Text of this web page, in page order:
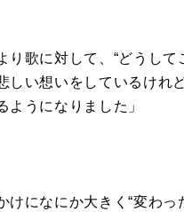
り歌に対して、“どうし
しい想いをしているけれ
ようになりました」
けになにか大きく“変わ